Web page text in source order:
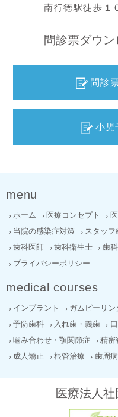
南行徳駅徒歩１
問診票ダウン
問診
小児
menu
ホーム 医療コンセプト
当院の感染症対策
スタッフ
歯科医師
歯科衛生士 歯
プライバシーポリシー
medical courses
インプラント ガムピーリン
予防歯科
入れ歯・義歯
噛み合わせ・顎関節症
精密
成人矯正
根管治療 歯周病
医療法人